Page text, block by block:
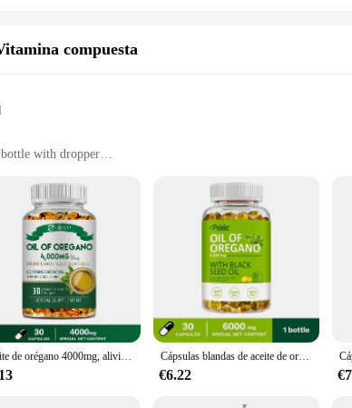
compuesta
with dropper
immune support
100ml bottle with 1000mg of Oregano Oil
aceite de orégano orgánico suplemento, a testament to the
the potent antioxidants and essential oils known for their
the plant, making it a reliable addition to your daily wellness
is not just a supplement; it's a comprehensive health
you're facing seasonal changes or simply looking to
Aceite de orégano 4000mg, alivia la hinchazón y La flatulencia, aumenta la inmunidad Cápsulas blandas de aceite de organo 6000 mg - con aceite de semilla negra - Apoyo inmunológico, Salud digestiva, Antioxidante
€6.22